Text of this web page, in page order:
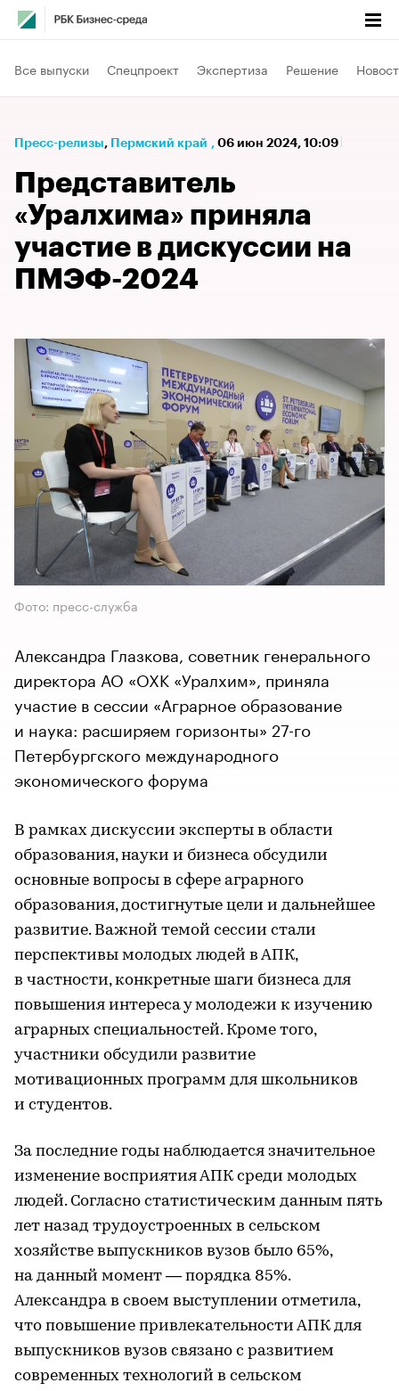
Все выпуски Спецпроект Экспертиза Решение
Пресс-релизы⁠, Пермский край , 06 июн 2024, 10:09
Представитель
«Уралхима» приняла
участие в дискуссии на
ПМЭФ-2024
Фото: пресс-служба
Александра Глазкова, советник генерального
директора АО «ОХК «Уралхим», приняла
участие в сессии «Аграрное образование
и наука: расширяем горизонты» 27-го
Петербургского международного
экономического форума
В рамках дискуссии эксперты в области
образования, науки и бизнеса обсудили
основные вопросы в сфере аграрного
образования, достигнутые цели и дальнейшее
развитие. Важной темой сессии стали
перспективы молодых людей в АПК,
в частности, конкретные шаги бизнеса для
повышения интереса у молодежи к изучению
аграрных специальностей. Кроме того,
участники обсудили развитие
мотивационных программ для школьников
и студентов.
За последние годы наблюдается значительное
изменение восприятия АПК среди молодых
людей. Согласно статистическим данным пять
лет назад трудоустроенных в сельском
хозяйстве выпускников вузов было 65%,
на данный момент — порядка 85%.
Александра в своем выступлении отметила,
что повышение привлекательности АПК для
выпускников вузов связано с развитием
современных технологий в сельском